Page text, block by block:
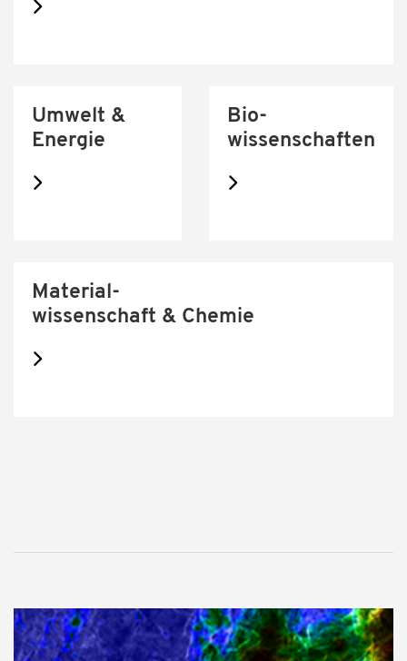
Umwelt &
Energie
Bio-
wissenschaften
Material-
wissenschaft & Chemie